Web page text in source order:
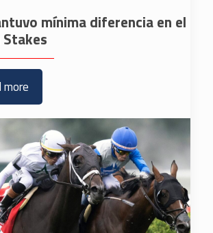
mínima diferencia en el
more